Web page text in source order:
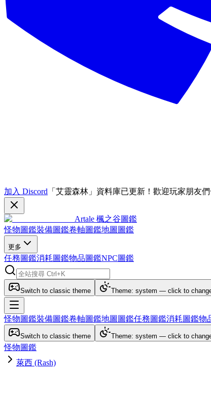
加入 Discord 「艾靈森林」資料庫已更新！歡迎玩家朋友
Artale 楓之谷圖鑑
怪物圖鑑裝備圖鑑卷軸圖鑑地圖圖鑑
更多
任務圖鑑消耗圖鑑物品圖鑑NPC圖鑑
Switch to classic theme Theme: system — click to
怪物圖鑑裝備圖鑑卷軸圖鑑地圖圖鑑任務圖鑑消耗圖鑑物
Switch to classic theme Theme: system — click to
怪物圖鑑
萊西 (Rash)